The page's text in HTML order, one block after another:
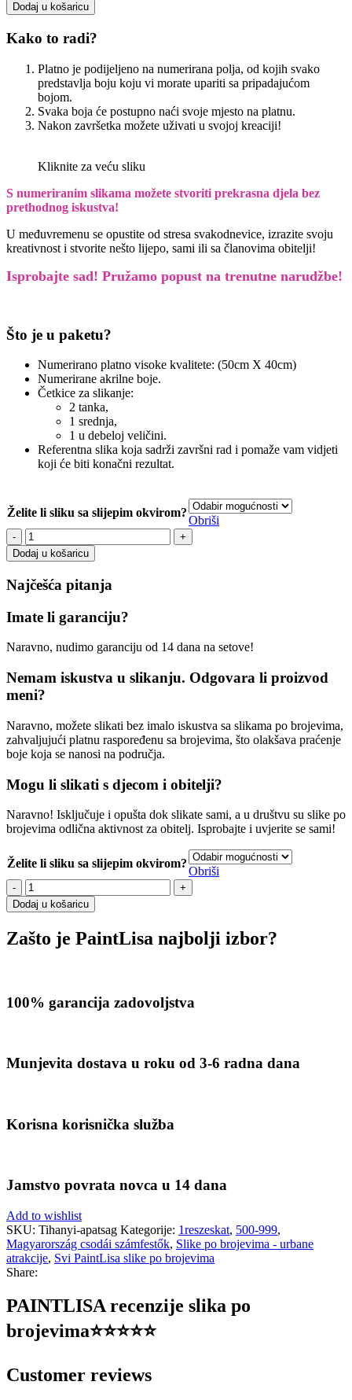
količina
Dodaj u košaricu
Kako to radi?
Platno je podijeljeno na numerirana polja, od kojih svako
predstavlja boju koju vi morate upariti sa pripadajućom
bojom.
Svaka boja će postupno naći svoje mjesto na platnu.
Nakon završetka možete uživati u svojoj kreaciji!
Kliknite za veću sliku
S numeriranim slikama možete stvoriti prekrasna djela bez
prethodnog iskustva!
U međuvremenu se opustite od stresa svakodnevice, izrazite svoju
kreativnost i stvorite nešto lijepo, sami ili sa članovima obitelji!
Isprobajte sad! Pružamo popust na trenutne narudžbe!
Što je u paketu?
Numerirano platno visoke kvalitete: (50cm X 40cm)
Numerirane akrilne boje.
Četkice za slikanje:
2 tanka,
1 srednja,
1 u debeloj veličini.
Referentna slika koja sadrži završni rad i pomaže vam vidjeti
koji će biti konačni rezultat.
Želite li sliku sa slijepim okvirom?
Obriši
Opatija
Tihany
količina
Dodaj u košaricu
Najčešća pitanja
Imate li garanciju?
Naravno, nudimo garanciju od 14 dana na setove!
Nemam iskustva u slikanju. Odgovara li proizvod
meni?
Naravno, možete slikati bez imalo iskustva sa slikama po brojevima,
zahvaljujući platnu raspoređenu sa brojevima, što olakšava praćenje
boje koja se nanosi na područja.
Mogu li slikati s djecom i obitelji?
Naravno! Isključuje i opušta dok slikate sami, a u društvu su slike po
brojevima odlična aktivnost za obitelj. Isprobajte i uvjerite se sami!
Želite li sliku sa slijepim okvirom?
Obriši
Opatija
Tihany
količina
Dodaj u košaricu
Zašto je PaintLisa najbolji izbor?
100% garancija zadovoljstva
Munjevita dostava u roku od 3-6 radna dana
Korisna korisnička služba
Jamstvo povrata novca u 14 dana
Add to wishlist
SKU: Tihanyi-apatsag Kategorije: 1reszeskat, 500-999,
Magyarország csodái számfestők, Slike po brojevima - urbane
atrakcije, Svi PaintLisa slike po brojevima
Share:
PAINTLISA recenzije slika po
brojevima⭐️⭐️⭐️⭐️⭐️
Customer reviews